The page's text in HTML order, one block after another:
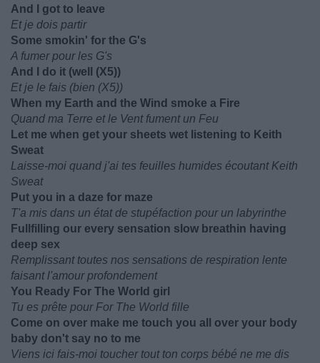
And I got to leave
Et je dois partir
Some smokin' for the G's
A fumer pour les G's
And I do it (well (X5))
Et je le fais (bien (X5))
When my Earth and the Wind smoke a Fire
Quand ma Terre et le Vent fument un Feu
Let me when get your sheets wet listening to Keith
Sweat
Laisse-moi quand j'ai tes feuilles humides écoutant Keith
Sweat
Put you in a daze for maze
T'a mis dans un état de stupéfaction pour un labyrinthe
Fullfilling our every sensation slow breathin having
deep sex
Remplissant toutes nos sensations de respiration lente
faisant l'amour profondement
You Ready For The World girl
Tu es prête pour For The World fille
Come on over make me touch you all over your body
baby don't say no to me
Viens ici fais-moi toucher tout ton corps bébé ne me dis